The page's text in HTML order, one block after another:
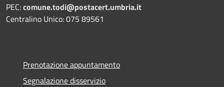
PEC:comune.todi@postacert.umbria.it
Centralino Unico: 075 89561
Prenotazione appuntamento
Segnalazione disservizio